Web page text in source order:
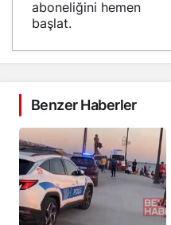
aboneliğini hemen
başlat.
Benzer Haberler